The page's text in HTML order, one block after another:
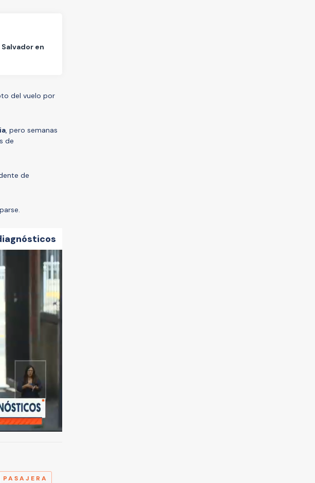
en
del vuelo por
, pero semanas
de
de
PASAJERA